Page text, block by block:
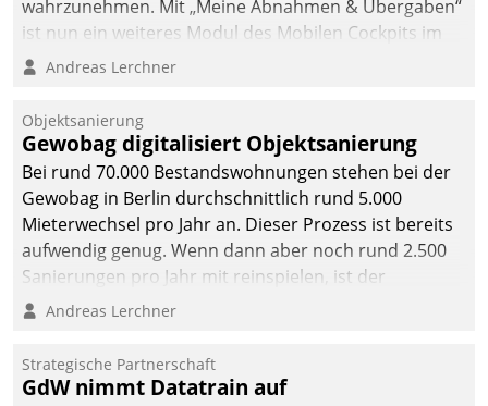
wahrzunehmen. Mit „Meine Abnahmen & Übergaben“
ist nun ein weiteres Modul des Mobilen Cockpits im
Einsatz.
Andreas Lerchner
Objektsanierung
Gewobag digitalisiert Objektsanierung
Bei rund 70.000 Bestandswohnungen stehen bei der
Gewobag in Berlin durchschnittlich rund 5.000
Mieterwechsel pro Jahr an. Dieser Prozess ist bereits
aufwendig genug. Wenn dann aber noch rund 2.500
Sanierungen pro Jahr mit reinspielen, ist der
Betreuungs- und Organisationsaufwand immens. Im
kommunale Wohnungsbauunternehmen daher
gemeinsam mit der Berliner Datatrain GmbH den
Andreas Lerchner
Strategische Partnerschaft
GdW nimmt Datatrain auf